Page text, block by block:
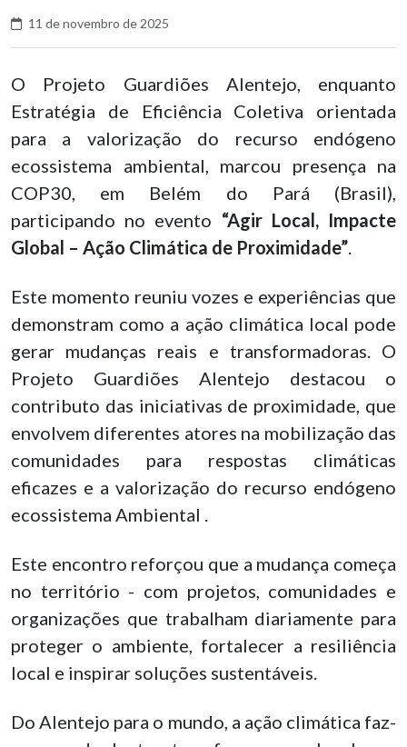
11 de novembro de 2025
O Projeto Guardiões Alentejo, enquanto
Estratégia de Eficiência Coletiva orientada
para a valorização do recurso endógeno
ecossistema ambiental, marcou presença na
COP30, em Belém do Pará (Brasil),
participando no evento “Agir Local, Impacte
Global – Ação Climática de Proximidade”
Este momento reuniu vozes e experiências que
demonstram como a ação climática local pode
gerar mudanças reais e transformadoras. O
Projeto Guardiões Alentejo destacou o
contributo das iniciativas de proximidade, que
envolvem diferentes atores na mobilização das
comunidades para respostas climáticas
eficazes e a valorização do recurso endógeno
ecossistema Ambiental .
Este encontro reforçou que a mudança começa
no território - com projetos, comunidades e
organizações que trabalham diariamente para
proteger o ambiente, fortalecer a resiliência
local e inspirar soluções sustentáveis.
Do Alentejo para o mundo, a ação climática faz-